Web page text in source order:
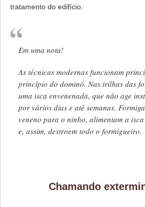
tratamento do edifício.
Em uma nota!
As técnicas modernas funcionam
princípio do dominó. Nas trilhas das
uma isca envenenada, que não age
por vários dias e até semanas.
veneno para o ninho, alimentam a
e, assim, destroem todo o formigueiro.
Chamando